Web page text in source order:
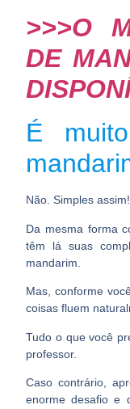
>>>O
DE
É
Não. Simples assim!
Da mesma forma
têm lá suas
mandarim.
Mas, conforme
coisas fluem
Tudo o que você
professor.
Caso contrário,
enorme desafio e